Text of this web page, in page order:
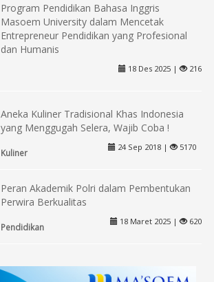
Program Pendidikan Bahasa Inggris
Masoem University dalam Mencetak
Entrepreneur Pendidikan yang Profesional
dan Humanis
18 Des 2025 | 216
Aneka Kuliner Tradisional Khas Indonesia
yang Menggugah Selera, Wajib Coba !
Kuliner
24 Sep 2018 | 5170
Peran Akademik Polri dalam Pembentukan
Perwira Berkualitas
Pendidikan
18 Maret 2025 | 620